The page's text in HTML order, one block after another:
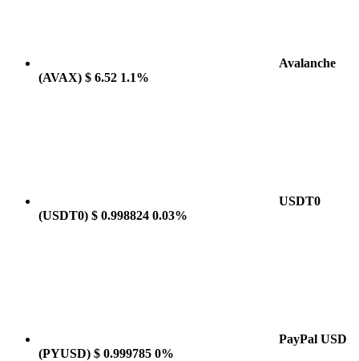
Avalanche
(AVAX) $ 6.52 1.1%
USDT0
(USDT0) $ 0.998824 0.03%
PayPal USD
(PYUSD) $ 0.999785 0%